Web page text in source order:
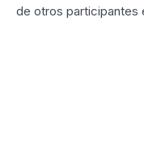
de otros participantes